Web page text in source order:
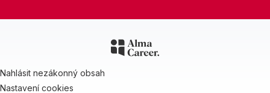
Nahlásit nezákonný obsah
Nastavení cookies